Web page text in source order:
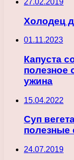
Холодец
01.11.2023
Капуста
полезное
ужина
15.04.2022
Суп
полезные
24.07.2019